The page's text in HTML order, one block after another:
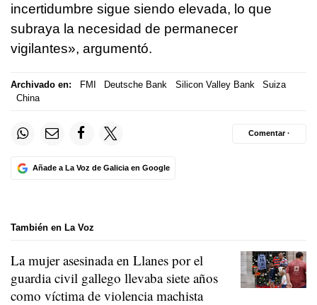
incertidumbre sigue siendo elevada, lo que
subraya la necesidad de permanecer
vigilantes», argumentó.
Archivado en: FMI Deutsche Bank Silicon Valley Bank
Suiza
China
Añade a La Voz de Galicia en Google
Comentar ·
También en La Voz
La mujer asesinada en Llanes por el
guardia civil gallego llevaba siete años
como víctima de violencia machista